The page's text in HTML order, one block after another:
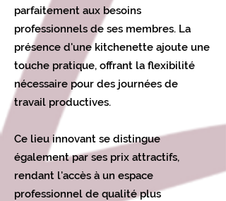
parfaitement aux besoins
professionnels de ses membres. La
présence d'une kitchenette ajoute une
touche pratique, offrant la flexibilité
nécessaire pour des journées de
travail productives.
Ce lieu innovant se distingue
également par ses prix attractifs,
rendant l'accès à un espace
professionnel de qualité plus